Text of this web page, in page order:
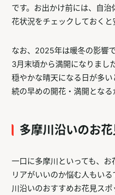
です。お出かけ前には、自
花状況をチェックしておくと
なお、2025年は暖冬の影響
3月末頃から満開になりまし
穏やかな晴天になる日が多
続の早めの開花・満開となる
多摩川沿いのお
一口に多摩川といっても、
リアがいいのか悩む人もい
川沿いのおすすめお花見スポ